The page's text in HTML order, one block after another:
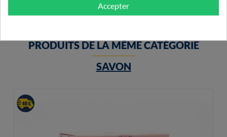
PRODUITS DE LA MÊME CATÉGORIE
SAVON
Accepter